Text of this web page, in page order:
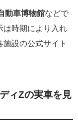
動車博物館などで
は時期により入れ
設の公式サイト
ィZの実車を見